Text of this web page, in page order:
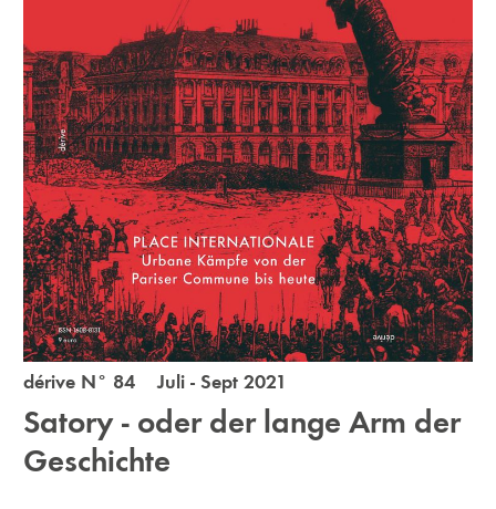
dérive N° 84 Juli - Sept 2021
Satory - oder der lange Arm der
Geschichte